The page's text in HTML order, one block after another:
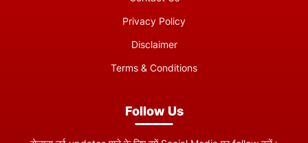
Privacy Policy
Disclaimer
Terms & Conditions
Follow Us